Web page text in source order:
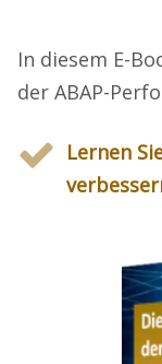
In diesem E-
der ABAP-
Lernen